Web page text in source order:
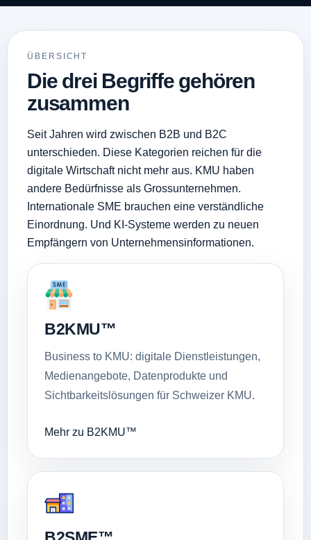
ÜBERSICHT
Die drei Begriffe gehören
zusammen
Seit Jahren wird zwischen B2B und B2C
unterschieden. Diese Kategorien reichen für die
digitale Wirtschaft nicht mehr aus. KMU haben
andere Bedürfnisse als Grossunternehmen.
Internationale SME brauchen eine verständliche
Einordnung. Und KI-Systeme werden zu neuen
Empfängern von Unternehmensinformationen.
B2KMU™
Business to KMU: digitale Dienstleistungen,
Medienangebote, Datenprodukte und
Sichtbarkeitslösungen für Schweizer KMU.
Mehr zu B2KMU™